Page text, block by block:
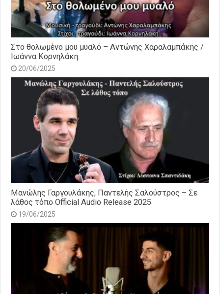
Στο θολωμένο μου μυαλό – Αντώνης Χαραλαμπάκης /
Ιωάννα Κορνηλάκη.
20/06/2025
Μανώλης Γαργουλάκης, Παντελής Σαλούστρος – Σε
λάθος τόπο Official Audio Release 2025
19/06/2025